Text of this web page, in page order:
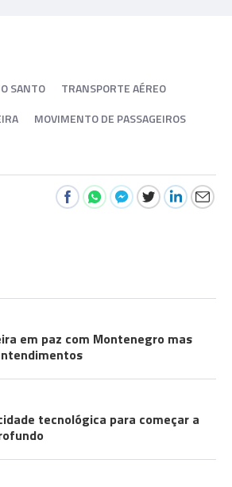
SANTO
TRANSPORTE AÉREO
MOVIMENTO DE PASSAGEIROS
em paz com Montenegro mas
tecnológica para começar a